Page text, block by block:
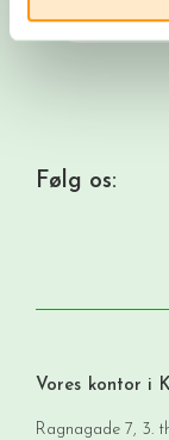
Følg os:
Vores kontor i
Ragnagade 7, 3.